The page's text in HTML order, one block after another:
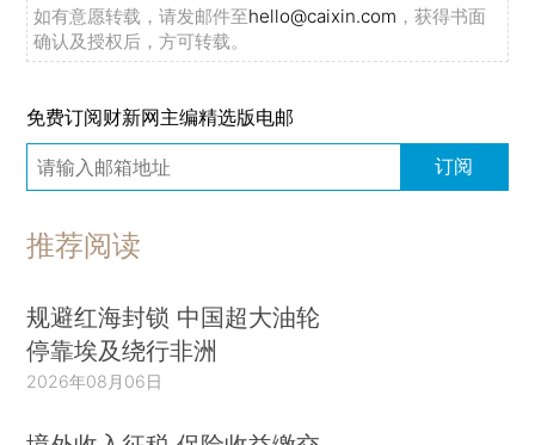
如有意愿转载，请发邮件至hello@caixin.com ，获得书面
确认及授权后，方可转载。
免费订阅财新网主编精选版电邮
订阅
推荐阅读
规避红海封锁 中国超大油轮
停靠埃及绕行非洲
2026年08月06日